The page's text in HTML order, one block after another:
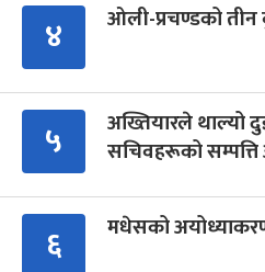
४ ओली-प्रचण्डको
५
अख्तियारले थाल्यो
सचिवहरूको
६ मधेसको